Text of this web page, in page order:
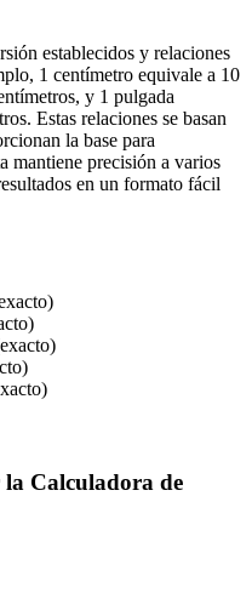
establecidos y relaciones
1 centímetro equivale a 10
y 1 pulgada
Estas relaciones se basan
la base para
mantiene precisión a varios
en un formato fácil
la Calculadora de